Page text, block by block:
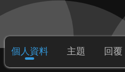
個人資料 主題 回覆